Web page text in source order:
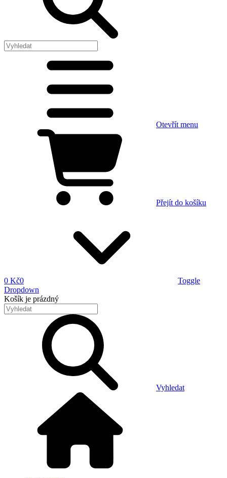
Otevřít menu
Přejít do košíku
0 Kč0
Toggle
Dropdown
Košík je prázdný
Vyhledat